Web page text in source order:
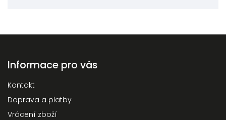
Informace pro vás
Kontakt
Doprava a platby
Vrácení zboží